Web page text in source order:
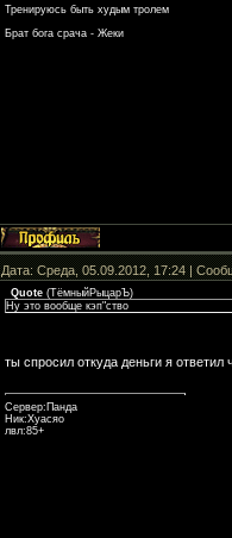
Тренируюсь быть худым тролем
Брат бога срача - Жеки
Дата: Среда, 05.09.2012, 17:24 |
Quote (ТёмныйРыцарЪ)
Ну это вообще кэп"ство
ты спросил откуда деньги я ответил
Сервер:Панда
Ник:Хуасяо
лвл:85+